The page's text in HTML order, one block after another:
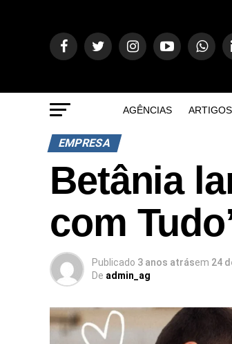
AGÊNCIAS ARTIGOS
EMPRESA
Betânia
com
Publicado 3 anos atrásem 24
De admin_ag